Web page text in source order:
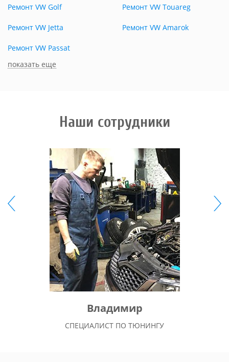
Ремонт VW Golf
Ремонт VW Jetta
Ремонт VW Passat
Ремонт VW Touareg
Ремонт VW Amarok
показать еще
Наши сотрудники
Владимир
СПЕЦИАЛИСТ ПО ТЮНИНГУ